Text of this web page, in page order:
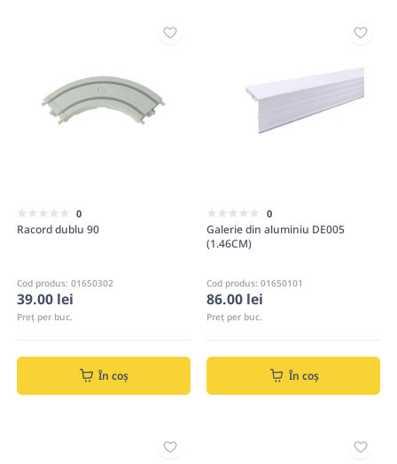
0
Racord dublu 90
Cod produs: 01650302
39.00 lei
Preț per buc.
În coș
0
Galerie din aluminiu DE005
(1.46CM)
Cod produs: 01650101
86.00 lei
Preț per buc.
În coș